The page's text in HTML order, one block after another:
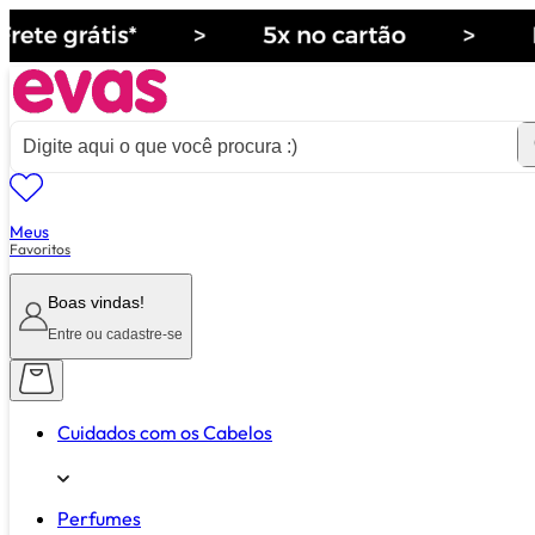
Meus
Favoritos
Boas vindas!
Entre ou cadastre-se
Cuidados com os Cabelos
Perfumes